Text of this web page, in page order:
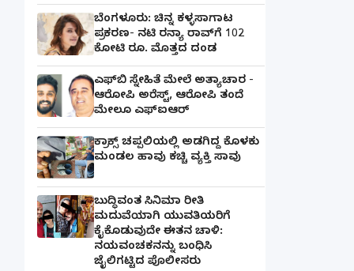
ಬೆಂಗಳೂರು: ಚಿನ್ನ ಕಳ್ಳಸಾಗಾಟ
ಪ್ರಕರಣ- ನಟಿ ರನ್ಯಾ ರಾವ್‌ಗೆ 102
ಕೋಟಿ ರೂ. ಮೊತ್ತದ ದಂಡ
ಎಫ್‌ಬಿ ಸ್ನೇಹಿತೆ ಮೇಲೆ ಅತ್ಯಾಚಾರ -
ಆರೋಪಿ ಅರೆಸ್ಟ್, ಆರೋಪಿ ತಂದೆ
ಮೇಲೂ ಎಫ್ಐಆರ್
ಕ್ರಾಕ್ಸ್ ಚಪ್ಪಲಿಯಲ್ಲಿ ಅಡಗಿದ್ದ ಕೊಳಕು
ಮಂಡಲ ಹಾವು ಕಚ್ಚಿ ವ್ಯಕ್ತಿ ಸಾವು
ಬುದ್ಧಿವಂತ ಸಿನಿಮಾ ರೀತಿ
ಮದುವೆಯಾಗಿ ಯುವತಿಯರಿಗೆ
ಕೈಕೊಡುವುದೇ ಈತನ ಚಾಳಿ:
ನಯವಂಚಕನನ್ನು ಬಂಧಿಸಿ
ಜೈಲಿಗಟ್ಟಿದ ಪೊಲೀಸರು